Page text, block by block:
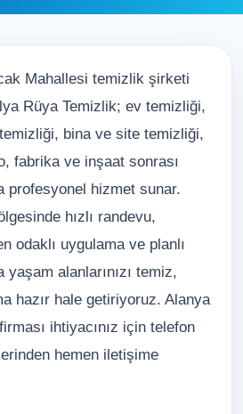
Mahallesi temizlik şirketi
Rüya Temizlik; ev temizliği,
bina ve site temizliği,
fabrika ve inşaat sonrası
profesyonel hizmet sunar.
hızlı randevu,
odaklı uygulama ve planlı
yaşam alanlarınızı temiz,
hazır hale getiriyoruz. Alanya
ihtiyacınız için telefon
hemen iletişime